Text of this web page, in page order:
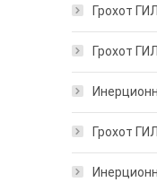
Грохот
Грохот
Грохот